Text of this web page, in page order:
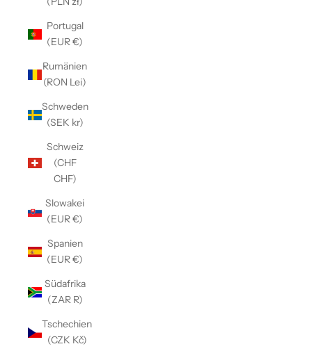
Portugal
(EUR €)
Rumänien
(RON Lei)
Schweden
(SEK kr)
Schweiz
(CHF
CHF)
Slowakei
(EUR €)
Spanien
(EUR €)
Südafrika
(ZAR R)
Tschechien
(CZK Kč)